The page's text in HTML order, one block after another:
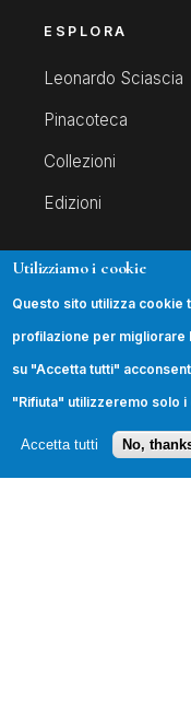
ESPLORA
Leonardo Sciascia
Pinacoteca
Collezioni
Edizioni
INFORMAZIONI
Contatti
Trasparenza
Utilizziamo i cookie
Questo sito utilizza
profilazione per migliorare
su "Accetta tutti"
"Rifiuta" utilizzeremo solo
Accetta tutti No,